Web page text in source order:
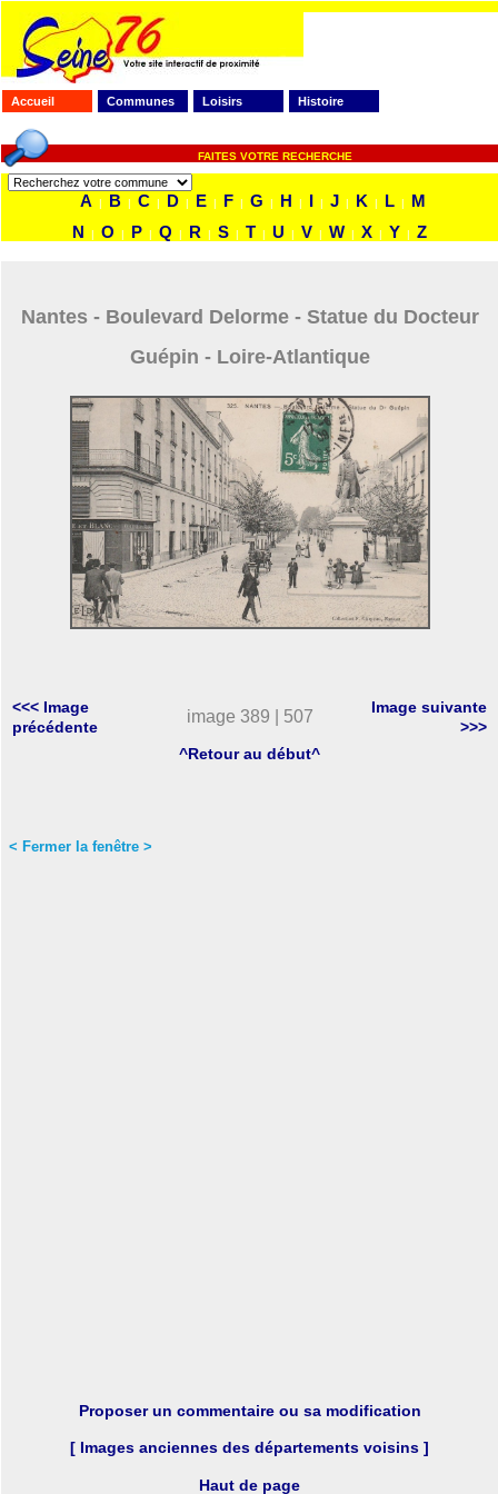
Accueil Communes Loisirs Histoire
FAITES VOTRE RECHERCHE
A | B | C | D | E | F | G | H | I | J | K | L |
M
N
| O | P | Q | R | S | T | U | V | W | X | Y | Z
Nantes - Boulevard Delorme - Statue du Docteur
Guépin - Loire-Atlantique
<<< Image
précédente
image 389 | 507
Image suivante
>>>
^Retour au début^
< Fermer la fenêtre >
Proposer un commentaire ou sa modification
[ Images anciennes des départements voisins ]
Haut de page